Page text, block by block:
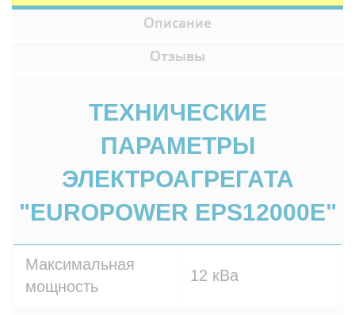
Описание
Отзывы
ТЕХНИЧЕСКИЕ
ПАРАМЕТРЫ
ЭЛЕКТРОАГРЕГАТА
"EUROPOWER EPS12000E"
Максимальная
мощность
12 кВа